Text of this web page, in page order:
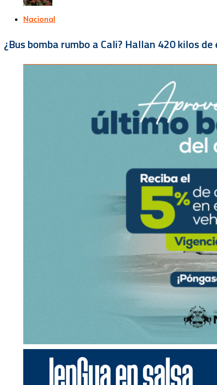
Nacional
¿Bus bomba rumbo a Cali? Hallan 420 kilos